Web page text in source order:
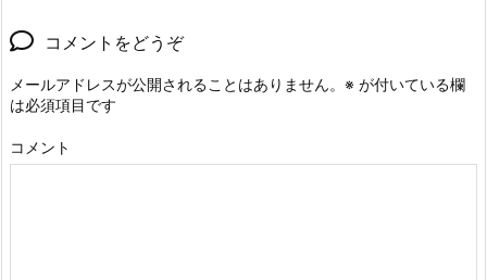
コメントをどうぞ
メールアドレスが公開されることはありません。 ※ が付いている欄
は必須項目です
コメント